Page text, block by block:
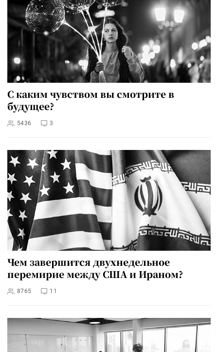
С каким чувством вы смотрите в
будущее?
5436 3
Чем завершится двухнедельное
перемирие между США и Ираном?
8765 11